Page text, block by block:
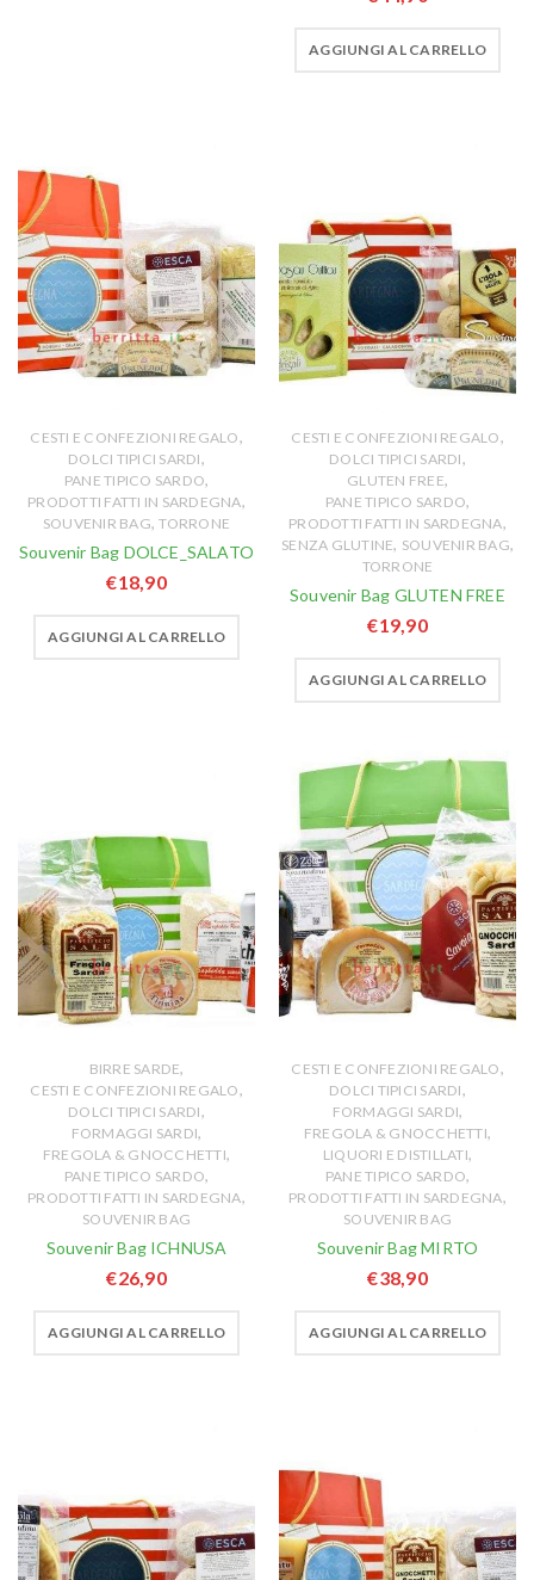
AGGIUNGI AL CARRELLO
CESTI E CONFEZIONI REGALO,
DOLCI TIPICI SARDI,
PANE TIPICO SARDO,
PRODOTTI FATTI IN SARDEGNA,
SOUVENIR BAG,TORRONE
Souvenir Bag DOLCE_SALATO
€18,90
AGGIUNGI AL CARRELLO
CESTI E CONFEZIONI REGALO,
DOLCI TIPICI SARDI,
GLUTEN FREE,
PANE TIPICO SARDO,
PRODOTTI FATTI IN SARDEGNA,
SENZA GLUTINE, SOUVENIR BAG,
TORRONE
Souvenir Bag GLUTEN FREE
€19,90
AGGIUNGI AL CARRELLO
BIRRE SARDE,
CESTI E CONFEZIONI REGALO,
DOLCI TIPICI SARDI,
FORMAGGI SARDI,
FREGOLA & GNOCCHETTI,
PANE TIPICO SARDO,
PRODOTTI FATTI IN SARDEGNA,
SOUVENIR BAG
Souvenir Bag ICHNUSA
€26,90
AGGIUNGI AL CARRELLO
CESTI E CONFEZIONI REGALO,
DOLCI TIPICI SARDI,
FORMAGGI SARDI,
FREGOLA & GNOCCHETTI,
LIQUORI E DISTILLATI,
PANE TIPICO SARDO,
PRODOTTI FATTI IN SARDEGNA,
SOUVENIR BAG
Souvenir Bag MIRTO
€38,90
AGGIUNGI AL CARRELLO